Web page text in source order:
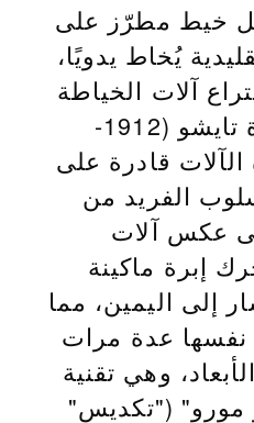
خيط مطرّز على
يُخاط يدويًا،
آلات الخياطة
"يوكوبوري" في فترة تايشو (1912-
الآلات قادرة على
الفريد من
عكس آلات
إبرة ماكينة
إلى اليمين، مما
نفسها عدة مرات
وهي تقنية
مورو" ("تكديس"